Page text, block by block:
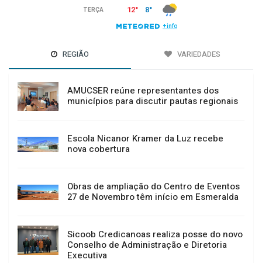
REGIÃO VARIEDADES
AMUCSER reúne representantes dos
municípios para discutir pautas regionais
Escola Nicanor Kramer da Luz recebe
nova cobertura
Obras de ampliação do Centro de Eventos
27 de Novembro têm início em Esmeralda
Sicoob Credicanoas realiza posse do novo
Conselho de Administração e Diretoria
Executiva